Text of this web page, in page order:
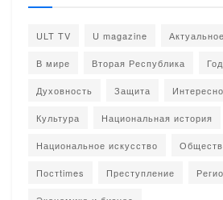
ULT TV U magazine Актуальное
В мире Вторая Республика
Духовность Защита
Культура Национальная история
Национальное искусство
Постtimes Преступление